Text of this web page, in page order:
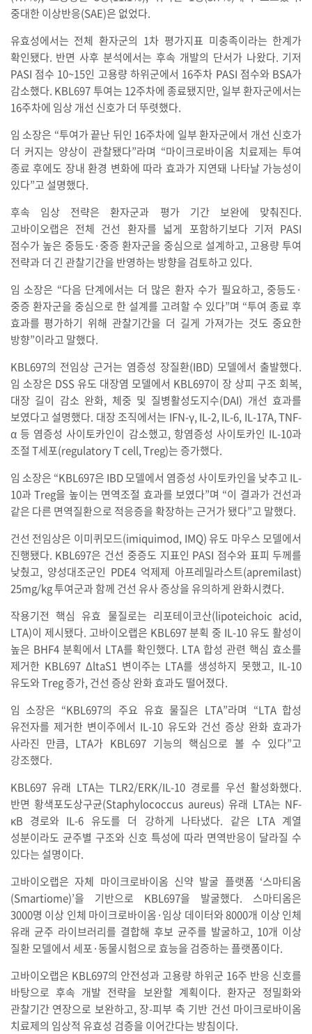
중대한 이상반응(SAE)은 없었다.
유효성에서는 전체 환자군의 1차 평가지표 미충족이라는 한계가
확인됐다. 반면 사후 분석에서는 후속 개발의 단서가 나왔다. 기저
PASI 점수 10~15인 고용량 하위군에서 16주차 PASI 점수와 BSA가
감소했다. KBL697 투여는 12주차에 종료됐지만, 일부 환자군에서는
16주차에 임상 개선 신호가 더 뚜렷했다.
임 소장은 “투여가 끝난 뒤인 16주차에 일부 환자군에서 개선 신호가
더 커지는 양상이 관찰됐다”라며 “마이크로바이옴 치료제는 투여
종료 후에도 장내 환경 변화에 따라 효과가 지연돼 나타날 가능성이
있다”고 설명했다.
후속 임상 전략은 환자군과 평가 기간 보완에 맞춰진다.
고바이오랩은 전체 건선 환자를 넓게 포함하기보다 기저 PASI
점수가 높은 중등도·중증 환자군을 중심으로 설계하고, 고용량 투여
전략과 더 긴 관찰기간을 반영하는 방향을 검토하고 있다.
임 소장은 “다음 단계에서는 더 많은 환자 수가 필요하고, 중등도·
중증 환자군을 중심으로 한 설계를 고려할 수 있다”며 “투여 종료 후
효과를 평가하기 위해 관찰기간을 더 길게 가져가는 것도 중요한
방향”이라고 말했다.
KBL697의 전임상 근거는 염증성 장질환(IBD) 모델에서 출발했다.
임 소장은 DSS 유도 대장염 모델에서 KBL697이 장 상피 구조 회복,
대장 길이 감소 완화, 체중 및 질병활성도지수(DAI) 개선 효과를
보였다고 설명했다. 대장 조직에서는 IFN-γ, IL-2, IL-6, IL-17A, TNF-
α 등 염증성 사이토카인이 감소했고, 항염증성 사이토카인 IL-10과
조절 T세포(regulatory T cell, Treg)는 증가했다.
임 소장은 “KBL697은 IBD 모델에서 염증성 사이토카인을 낮추고 IL-
10과 Treg을 높이는 면역조절 효과를 보였다”며 “이 결과가 건선과
같은 다른 면역질환으로 적응증을 확장하는 근거가 됐다”고 말했다.
건선 전임상은 이미퀴모드(imiquimod, IMQ) 유도 마우스 모델에서
진행됐다. KBL697은 건선 중증도 지표인 PASI 점수와 표피 두께를
낮췄고, 양성대조군인 PDE4 억제제 아프레밀라스트(apremilast)
25mg/kg 투여군과 함께 건선 유사 증상을 유의하게 완화시켰다.
작용기전 핵심 유효 물질로는 리포테이코산(lipoteichoic acid,
LTA)이 제시됐다. 고바이오랩은 KBL697 분획 중 IL-10 유도 활성이
높은 BHF4 분획에서 LTA를 확인했다. LTA 합성 관련 핵심 효소를
제거한 KBL697 ΔltaS1 변이주는 LTA를 생성하지 못했고, IL-10
유도와 Treg 증가, 건선 증상 완화 효과도 떨어졌다.
임 소장은 “KBL697의 주요 유효 물질은 LTA”라며 “LTA 합성
유전자를 제거한 변이주에서 IL-10 유도와 건선 증상 완화 효과가
사라진 만큼, LTA가 KBL697 기능의 핵심으로 볼 수 있다”고
강조했다.
KBL697 유래 LTA는 TLR2/ERK/IL-10 경로를 우선 활성화했다.
반면 황색포도상구균(Staphylococcus aureus) 유래 LTA는 NF-
κB 경로와 IL-6 유도를 더 강하게 나타냈다. 같은 LTA 계열
성분이라도 균주별 구조와 신호 특성에 따라 면역반응이 달라질 수
있다는 설명이다.
고바이오랩은 자체 마이크로바이옴 신약 발굴 플랫폼 ‘스마티옴
(Smartiome)’을 기반으로 KBL697을 발굴했다. 스마티옴은
3000명 이상 인체 마이크로바이옴·임상 데이터와 8000개 이상 인체
유래 균주 라이브러리를 결합해 후보 균주를 발굴하고, 10개 이상
질환 모델에서 세포·동물시험으로 효능을 검증하는 플랫폼이다.
고바이오랩은 KBL697의 안전성과 고용량 하위군 16주 반응 신호를
바탕으로 후속 개발 전략을 보완할 계획이다. 환자군 정밀화와
관찰기간 연장으로 보완하고, 장-피부 축 기반 건선 마이크로바이옴
치료제의 임상적 유효성 검증을 이어간다는 방침이다.